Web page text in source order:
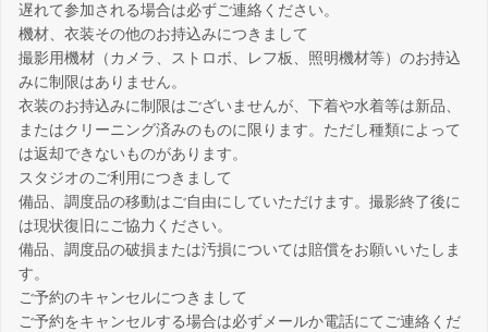
遅れて参加される場合は必ずご連絡ください。
機材、衣装その他のお持込みにつきまして
撮影用機材（カメラ、ストロボ、レフ板、照明機材等）のお持込
みに制限はありません。
衣装のお持込みに制限はございませんが、下着や水着等は新品、
またはクリーニング済みのものに限ります。ただし種類によって
は返却できないものがあります。
スタジオのご利用につきまして
備品、調度品の移動はご自由にしていただけます。撮影終了後に
は現状復旧にご協力ください。
備品、調度品の破損または汚損については賠償をお願いいたしま
す。
ご予約のキャンセルにつきまして
ご予約をキャンセルする場合は必ずメールか電話にてご連絡くだ